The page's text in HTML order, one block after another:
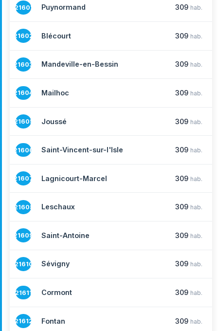
21601 Puynormand 309 hab.
21602 Blécourt 309 hab.
21603 Mandeville-en-Bessin 309 hab.
21604 Mailhoc 309 hab.
21605 Joussé 309 hab.
21606 Saint-Vincent-sur-l'Isle 309 hab.
21607 Lagnicourt-Marcel 309 hab.
21608 Leschaux 309 hab.
21609 Saint-Antoine 309 hab.
21610 Sévigny 309 hab.
21611 Cormont 309 hab.
21612 Fontan 309 hab.